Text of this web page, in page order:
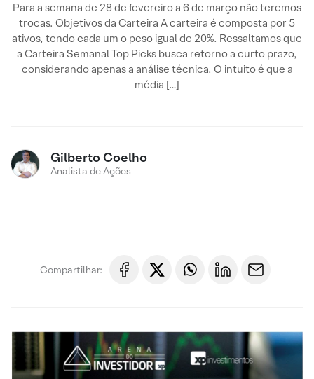
Para a semana de 28 de fevereiro a 6 de março não teremos
trocas. Objetivos da Carteira A carteira é composta por 5
ativos, tendo cada um o peso igual de 20%. Ressaltamos que
a Carteira Semanal Top Picks busca retorno a curto prazo,
considerando apenas a análise técnica. O intuito é que a
média […]
Gilberto Coelho
Analista de Ações
Compartilhar: